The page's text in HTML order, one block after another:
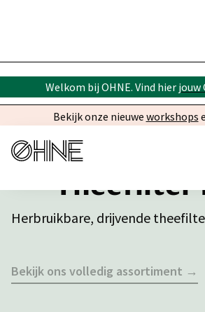
Welkom bij OHNE. Vind hier jouw
Bekijk onze nieuwe workshops
Theefilter
Herbruikbare, drijvende
Bekijk ons volledig assortiment →